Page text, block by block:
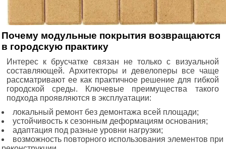
Почему модульные покрытия возвращаются
в городскую практику
Интерес к брусчатке связан не только с визуальной
составляющей. Архитекторы и девелоперы все чаще
рассматривают ее как практичное решение для гибкой
городской среды. Ключевые преимущества такого
подхода проявляются в эксплуатации:
локальный ремонт без демонтажа всей площади;
устойчивость к сезонным деформациям основания;
адаптация под разные уровни нагрузки;
возможность повторного использования элементов при